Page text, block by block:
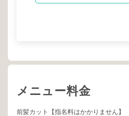
メニュー料金
前髪カット【指名料はかかりません】